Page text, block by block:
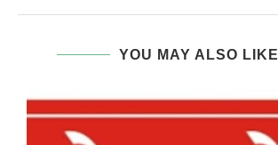
YOU MAY ALSO LIKE